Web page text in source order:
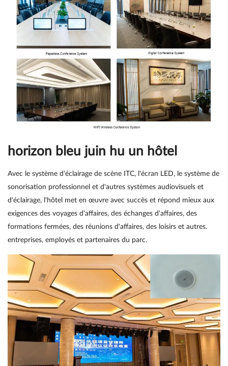
horizon bleu juin hu un hôtel
Avec le système d'éclairage de scène ITC, l'écran LED, le système de
sonorisation professionnel et d'autres systèmes audiovisuels et
d'éclairage, l'hôtel met en œuvre avec succès et répond mieux aux
exigences des voyages d'affaires, des échanges d'affaires, des
formations fermées, des réunions d'affaires, des loisirs et autres.
entreprises, employés et partenaires du parc.